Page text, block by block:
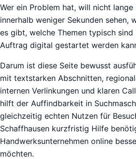
Wer ein Problem hat, will nicht lange
innerhalb weniger Sekunden sehen,
es gibt, welche Themen typisch sind
Auftrag digital gestartet werden
Darum ist diese Seite bewusst
mit textstarken Abschnitten,
internen Verlinkungen und klaren
hilft der Auffindbarkeit in
gleichzeitig echten Nutzen für
Schaffhausen kurzfristig Hilfe
Handwerksunternehmen online
möchten.